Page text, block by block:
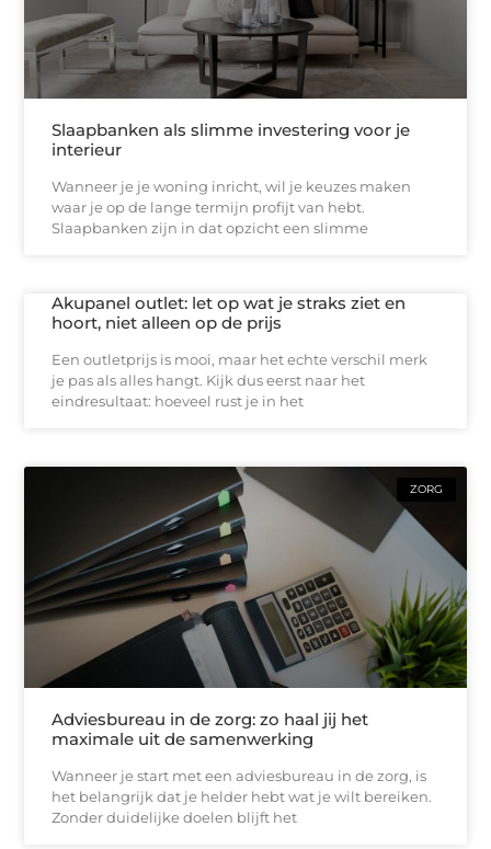
Slaapbanken als slimme investering voor je
interieur
Wanneer je je woning inricht, wil je keuzes maken
waar je op de lange termijn profijt van hebt.
Slaapbanken zijn in dat opzicht een slimme
Akupanel outlet: let op wat je straks ziet en
hoort, niet alleen op de prijs
Een outletprijs is mooi, maar het echte verschil merk
je pas als alles hangt. Kijk dus eerst naar het
eindresultaat: hoeveel rust je in het
ZORG
Adviesbureau in de zorg: zo haal jij het
maximale uit de samenwerking
Wanneer je start met een adviesbureau in de zorg, is
het belangrijk dat je helder hebt wat je wilt bereiken.
Zonder duidelijke doelen blijft het